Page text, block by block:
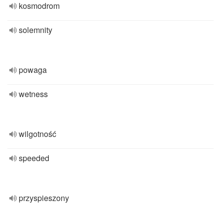
kosmodrom
solemnity
powaga
wetness
wilgotność
speeded
przyspieszony